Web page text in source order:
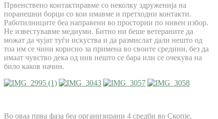
Првенствено контактиравме со неколку здруженија на
поранешни борци со кои имавме и претходни контакти.
Работилниците беа направени во простории по нивен избор.
Не известувавме медиуми. Битно ни беше ветераните да
можат да чујат туѓи искуства и да размислат дали нешто од
тоа им се чини корисно за примена во своите средини, без да
имаат чувство дека од нив нешто се бара или се очекува на
било каков начин.
Во оваа прва фаза беа организирани 4 средби во Скопје,